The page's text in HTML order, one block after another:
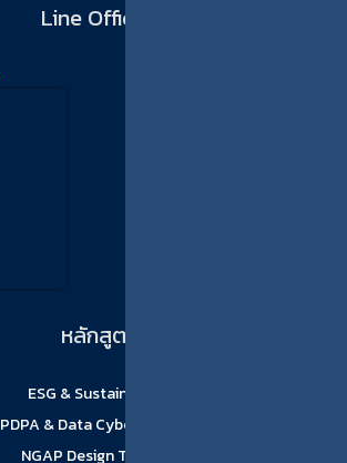
Line Official
หลักสูตร
ESG & Sustainability
PDPA & Data Cyber Security
NGAP Design Thinking